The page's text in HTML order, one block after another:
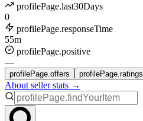
profilePage.last30Days
0
profilePage.responseTime
55m
profilePage.positive
—
profilePage.offers profilePage.ratings
About seller stats →